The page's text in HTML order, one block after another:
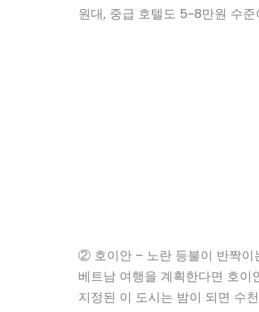
원대, 중급 호텔도 5~8만원 수
② 호이안 – 노란 등불이 반짝이
베트남 여행을 계획한다면 호이
지정된 이 도시는 밤이 되면 수